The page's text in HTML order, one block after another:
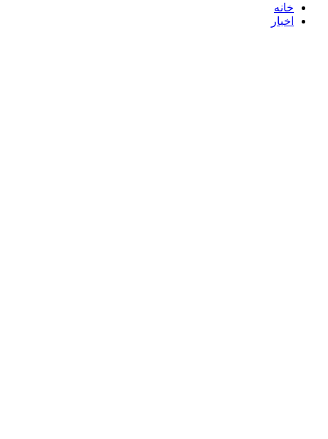
خانه
اخبار